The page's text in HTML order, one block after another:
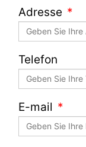
Adresse
Telefon
E-mail